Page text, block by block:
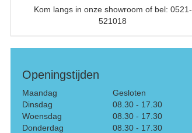
Kom langs in onze showroom of bel: 0521-
521018
Openingstijden
Maandag
Gesloten
Dinsdag
08.30 - 17.30
Woensdag
08.30 - 17.30
Donderdag
08.30 - 17.30